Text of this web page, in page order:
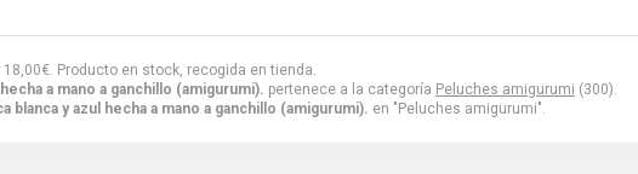
18,00€. Producto en stock, recogida en tienda.
a mano a ganchillo (amigurumi). pertenece a la categoría Peluches amigurumi (300).
blanca y azul hecha a mano a ganchillo (amigurumi). en "Peluches amigurumi".